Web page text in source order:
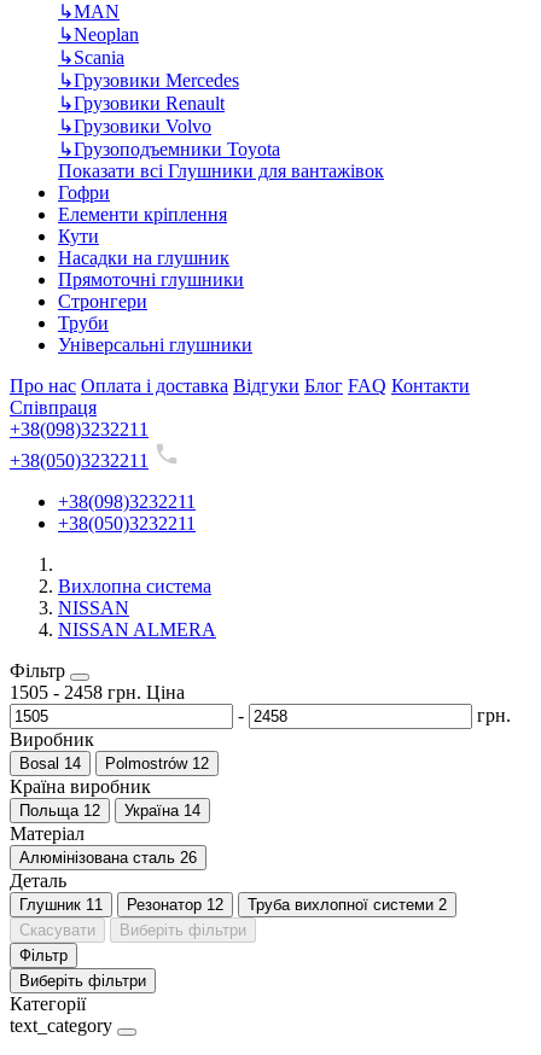
↳MAN
↳Neoplan
↳Scania
↳Грузовики Mercedes
↳Грузовики Renault
↳Грузовики Volvo
↳Грузоподъемники Toyota
Показати всі Глушники для вантажівок
Гофри
Елементи кріплення
Кути
Насадки на глушник
Прямоточні глушники
Стронгери
Труби
Універсальні глушники
Про нас Оплата і доставка Відгуки Блог FAQ Контакти
Співпраця
+38(098)3232211
+38(050)3232211
+38(098)3232211
+38(050)3232211
Вихлопна система
NISSAN
NISSAN ALMERA
Фільтр
1505 - 2458 грн. Ціна
-
грн.
Виробник
Bosal 14 Polmostrów 12
Країна виробник
Польща 12 Україна 14
Матеріал
Алюмінізована сталь 26
Деталь
Глушник 11 Резонатор 12 Труба вихлопної системи 2
Скасувати
Виберіть фільтри
Фільтр
Виберіть фільтри
Категорії
text_category